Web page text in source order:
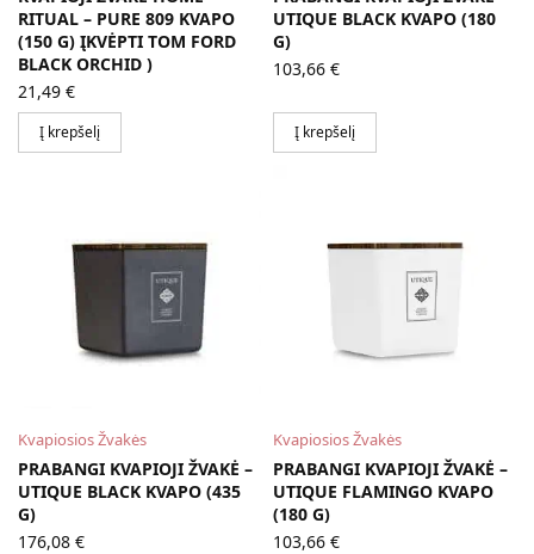
RITUAL – PURE 809 KVAPO
(150 G) ĮKVĖPTI TOM FORD
BLACK ORCHID )
21,49 €
Į krepšelį
UTIQUE BLACK KVAPO (180
G)
103,66 €
Į krepšelį
Kvapiosios Žvakės
PRABANGI KVAPIOJI ŽVAKĖ –
UTIQUE BLACK KVAPO (435
G)
176,08 €
Kvapiosios Žvakės
PRABANGI KVAPIOJI ŽVAKĖ –
UTIQUE FLAMINGO KVAPO
(180 G)
103,66 €